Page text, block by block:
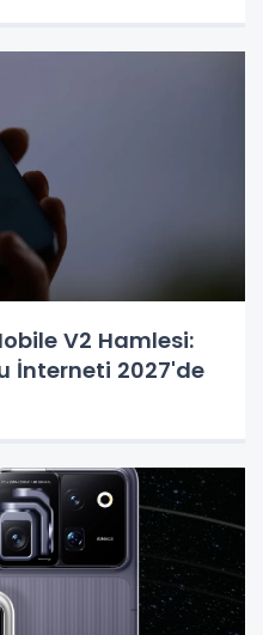
V2 Hamlesi:
İnterneti 2027'de